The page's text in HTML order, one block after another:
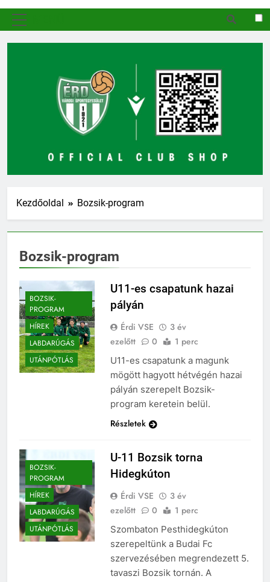
Kezdőoldal Bozsik-program
Bozsik-program
BOZSIK-
PROGRAM
HÍREK
LABDARÚGÁS
UTÁNPÓTLÁS
U11-es csapatunk hazai
pályán
Érdi VSE
3 év
ezelőtt
0 1 perc
U11-es csapatunk a magunk
mögött hagyott hétvégén hazai
pályán szerepelt Bozsik-
program keretein belül.
Részletek
BOZSIK-
PROGRAM
HÍREK
LABDARÚGÁS
UTÁNPÓTLÁS
U-11 Bozsik torna
Hidegkúton
Érdi VSE
3 év
ezelőtt
0 1 perc
Szombaton Pesthidegkúton
szerepeltünk a Budai Fc
szervezésében megrendezett 5.
tavaszi Bozsik tornán. A